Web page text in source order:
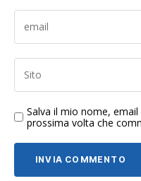
Salva il mio nome,
prossima volta che